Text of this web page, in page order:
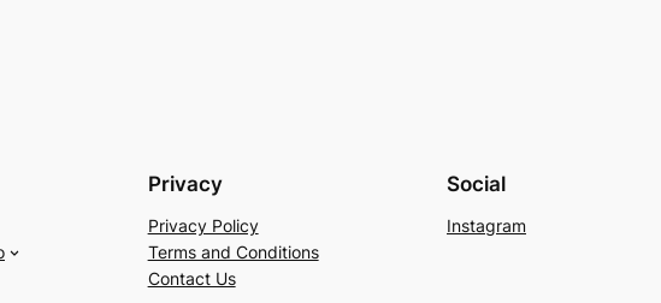
Privacy
Privacy Policy
Terms and Conditions
Contact Us
Social
Instagram